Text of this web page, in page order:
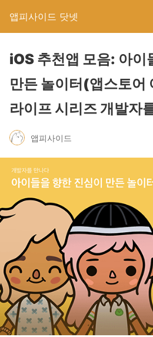
앱피사이드 닷넷
iOS 추천앱 모음: 아이
만든 놀이터(앱스토어
라이프 시리즈 개발자
앱피사이드